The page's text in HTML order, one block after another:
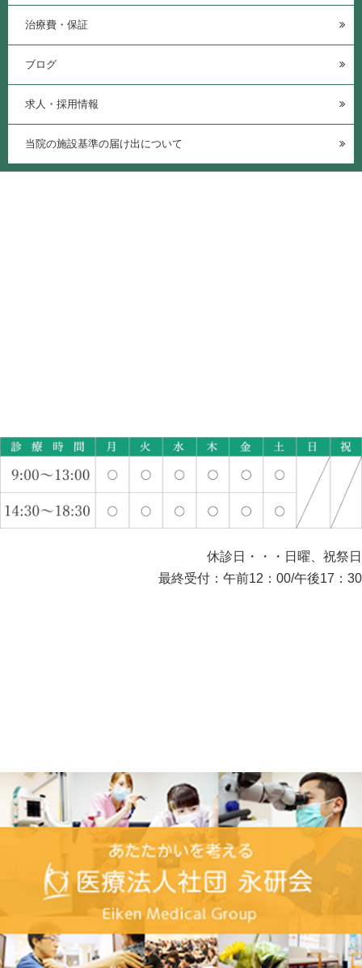
治療費・保証
ブログ
求人・採用情報
当院の施設基準の届け出について
休診日・・・日曜、祝祭日
最終受付：午前12：00/午後17：30